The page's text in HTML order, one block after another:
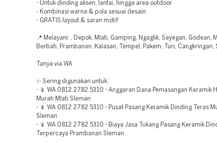
- Untuk dinding aksen, lantai, hingga area outdoor
- Kombinasi warna & pola sesuai desain
- GRATIS layout & saran motif
📍 Melayani: , Depok, Mlati, Gamping, Ngaglik, Seyegan, Godean,
Berbah, Prambanan, Kalasan, Tempel, Pakem, Turi, Cangkringan,
Tanya via WA
✨ Sering digunakan untuk:
- 📱 WA 0812 2782 5310 - Anggaran Dana Pemasangan Keramik
Murah Mlati Sleman
- 📱 WA 0812 2782 5310 - Pusat Pasang Keramik Dinding Teras
Sleman
- 📱 WA 0812 2782 5310 - Biaya Jasa Tukang Pasang Keramik
Terpercaya Prambanan Sleman